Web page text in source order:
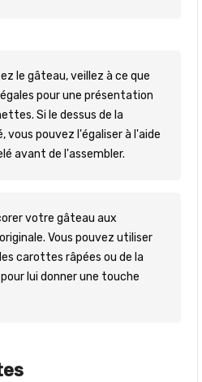
le gâteau, veillez à ce que
pour une présentation
Si le dessus de la
vous pouvez l'égaliser à l'aide
avant de l'assembler.
votre gâteau aux
Vous pouvez utiliser
carottes râpées ou de la
lui donner une touche